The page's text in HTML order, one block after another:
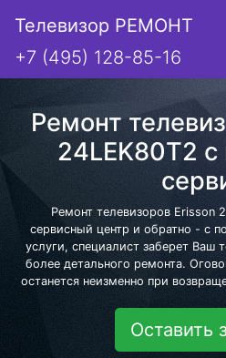
Телевизор РЕМОНТ
+7 (495) 128-85-16
Ремонт
24LEK80T2
Ремонт телевизоров Erisson
сервисный центр и обратно - с
услуги, специалист заберет Ваш
более детального ремонта.
останется неизменно при
Оставить